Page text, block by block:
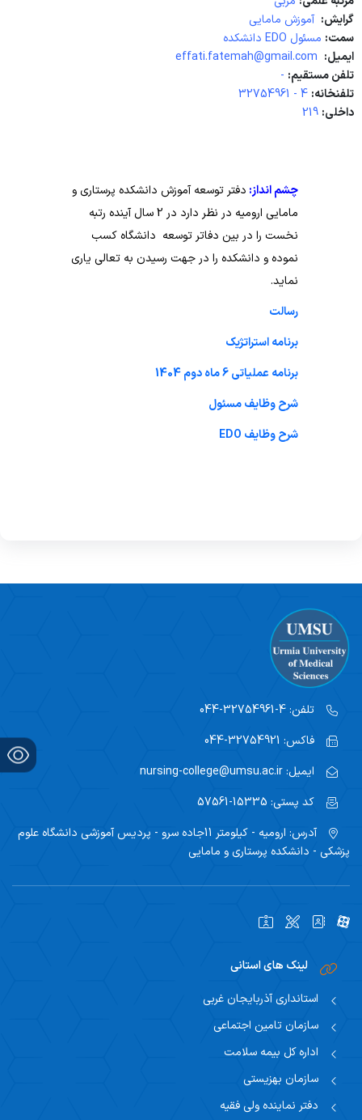
اساتید
دانشجویان
نظر سنجی از گروه ها
گرایش: آموزش مامایی
سمت: مسئول EDO دانشکده
ایمیل:
تلفن مستقیم: -
تلفنخانه: 4 - 32754961
داخلی: 219
چشم انداز: دفتر توسعه آموزش دانشکده پرستاری و
مامایی ارومیه در نظر دارد در 2 سال آینده رتبه
نخست را در بین دفاتر توسعه دانشگاه کسب
نموده و دانشکده را در جهت رسیدن به تعالی یاری
نماید.
رسالت
برنامه استراتژیک
برنامه عملیاتی 6 ماه دوم 1404
شرح وظایف مسئول
شرح وظایف EDO
تلفن:
فاکس:
ایمیل:
کد پستی:
آدرس:
ارومیه - کیلومتر 11جاده سرو - پردیس آموزشی دانشگاه علوم
پزشکی - دانشکده پرستاری و مامایی
لینک های استانی
استانداری آذربایجان غربی
سازمان تامین اجتماعی
اداره کل بیمه سلامت
سازمان بهزیستی
دفتر نماینده ولی فقیه